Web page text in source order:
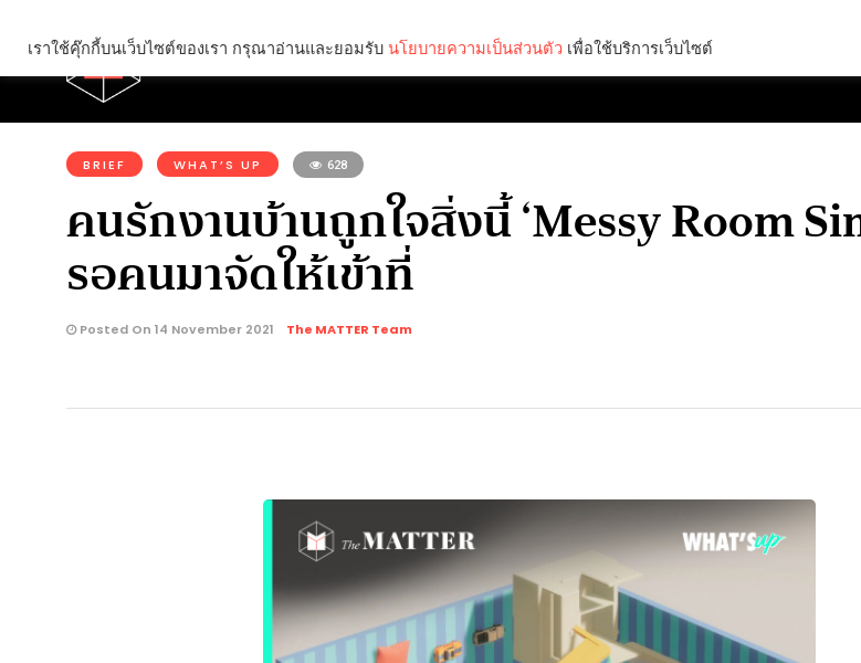
คุณกำลังอ่าน:
BRIEF WHAT’S UP 628
คนรักงานบ้านถูกใจสิ่งนี้ ‘Messy Room
รอคนมาจัดให้เข้าที่
Posted On 14 November 2021 The MATTER Team
เราใช้คุ๊กกี้บนเว็บไซต์ของเรา กรุณาอ่านและยอมรับ นโยบายความเป็นส่วนตัว เพื่อใช้บริการเว็บไซต์